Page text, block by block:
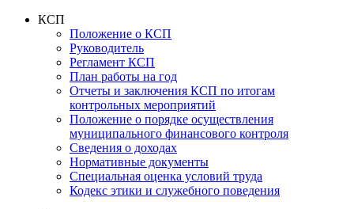
КСП
Положение о КСП
Руководитель
Регламент КСП
План работы на год
Отчеты и заключения КСП по итогам
контрольных мероприятий
Положение о порядке осуществления
муниципального финансового контроля
Сведения о доходах
Нормативные документы
Специальная оценка условий труда
Кодекс этики и служебного поведения